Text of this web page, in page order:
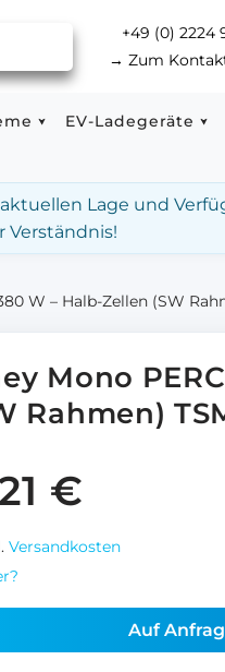
+49 (0) 2224
→ Zum
EV-Ladegeräte
Lage und
Verständnis!
W – Halb-Zellen (SW
Mono
Rahmen)
€
Versandkosten
Auf